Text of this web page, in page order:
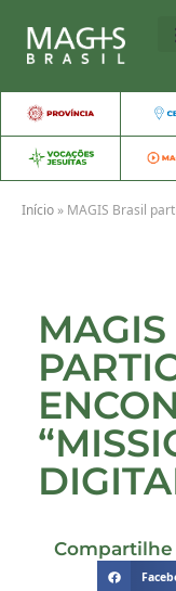
Início » MAGIS Brasil
Compartilhe